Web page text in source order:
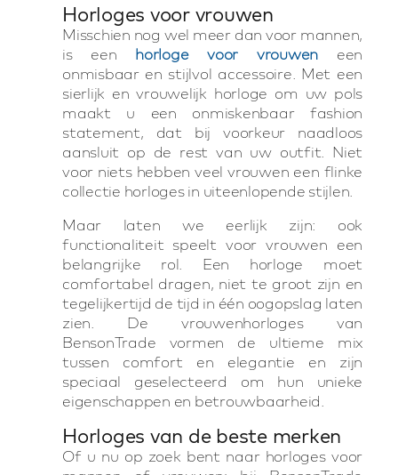
Horloges voor vrouwen
Misschien nog wel meer dan voor mannen,
is een horloge voor vrouwen een
onmisbaar en stijlvol accessoire. Met een
sierlijk en vrouwelijk horloge om uw pols
maakt u een onmiskenbaar fashion
statement, dat bij voorkeur naadloos
aansluit op de rest van uw outfit. Niet
voor niets hebben veel vrouwen een flinke
collectie horloges in uiteenlopende stijlen.
Maar laten we eerlijk zijn: ook
functionaliteit speelt voor vrouwen een
belangrijke rol. Een horloge moet
comfortabel dragen, niet te groot zijn en
tegelijkertijd de tijd in één oogopslag laten
zien. De vrouwenhorloges van
BensonTrade vormen de ultieme mix
tussen comfort en elegantie en zijn
speciaal geselecteerd om hun unieke
eigenschappen en betrouwbaarheid.
Horloges van de beste merken
Of u nu op zoek bent naar horloges voor